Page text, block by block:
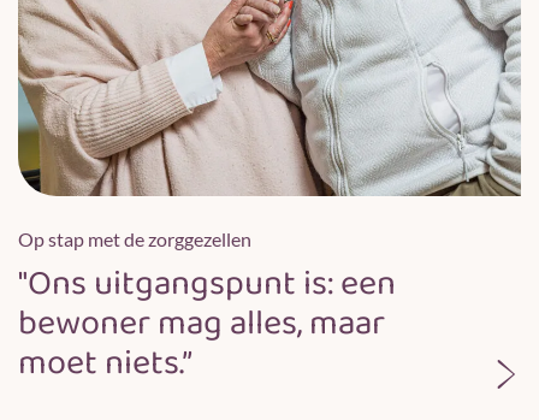
"Ons uitgangspunt is: een
bewoner mag alles, maar
moet niets.”
Op stap met de zorggezellen